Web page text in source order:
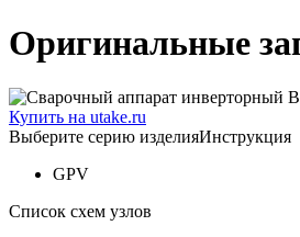
Оригинальные
Купить на utake.ru
Выберите серию изделияИнструкция
GPV
Список схем узлов